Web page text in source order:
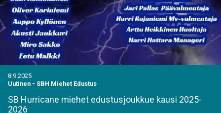
8.9.2025
Uutinen - SBH Miehet Edustus
SB Hurricane miehet edustusjoukkue kausi 2025-
2026